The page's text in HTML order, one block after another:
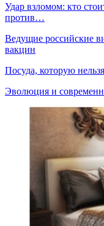
Удар взломом: кто
против…
Ведущие российские
вакцин
Посуда, которую
Эволюция и